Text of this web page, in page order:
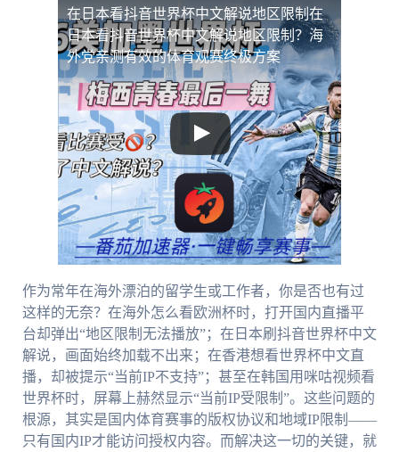
在日本看抖音世界杯中文解说地区限制在
日本看抖音世界杯中文解说地区限制？海
外党亲测有效的体育观赛终极方案
作为常年在海外漂泊的留学生或工作者，你是否也有过
这样的无奈？在海外怎么看欧洲杯时，打开国内直播平
台却弹出“地区限制无法播放”；在日本刷抖音世界杯中文
解说，画面始终加载不出来；在香港想看世界杯中文直
播，却被提示“当前IP不支持”；甚至在韩国用咪咕视频看
世界杯时，屏幕上赫然显示“当前IP受限制”。这些问题的
根源，其实是国内体育赛事的版权协议和地域IP限制——
只有国内IP才能访问授权内容。而解决这一切的关键，就